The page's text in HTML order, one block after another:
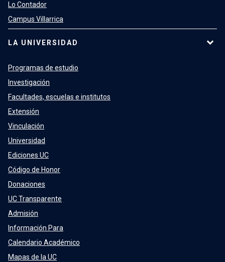
Lo Contador
Campus Villarrica
LA UNIVERSIDAD
Programas de estudio
Investigación
Facultades, escuelas e institutos
Extensión
Vinculación
Universidad
Ediciones UC
Código de Honor
Donaciones
UC Transparente
Admisión
Información Para
Calendario Académico
Mapas de la UC